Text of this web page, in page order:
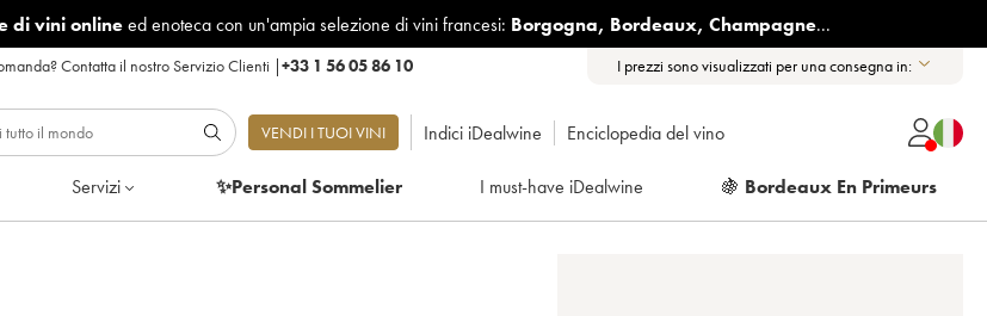
di vini onlineed enoteca con un'ampia selezione di vini francesi: Borgogna, Bordeaux, Champagne...
Contatta il nostro Servizio Clienti |+33 1 56 05 86 10 I prezzi sono visualizzati per una consegna in:
VENDI I TUOI VINI Indici iDealwine Enciclopedia del vino
Servizi ✨Personal Sommelier I must-have iDealwine 🍇 Bordeaux En Primeurs